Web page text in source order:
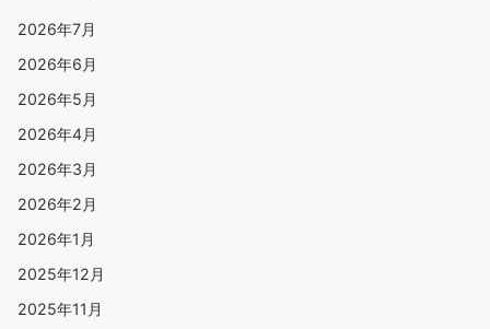
2026年7月
2026年6月
2026年5月
2026年4月
2026年3月
2026年2月
2026年1月
2025年12月
2025年11月